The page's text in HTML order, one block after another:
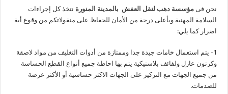
نحن فىمؤسسة دهب لنقل العفش بالمدينة المنورة نتخذ كل إجراءات
السلامة المهنية وبأعلى درجة من الأمان للحفاظ على منقولاتكم من وقوع أية
اضرار كما يلي:
1- يتم استعمال خامات جيدة جدا وممتازة من أدوات التغليف من مواد لاصقة
وكرتون عازل ولفائف بلاستيكية يتم بها احاطة جميع أنواع القطع الحساسة
من جميع الجهات مع التركيز على الجهات الاكثر حساسية أو الأكثر عرضة
للصدمات.